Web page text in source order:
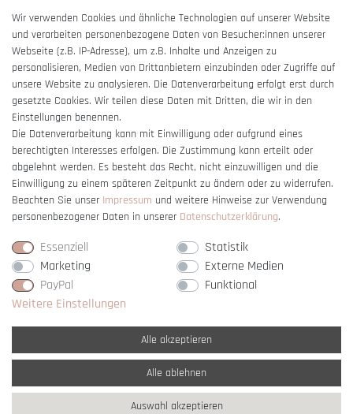
AGB
Impressum
Barrierefreiheitserklärung
Vertrag widerrufen
* Alle Preise verstehen sich inkl. gesetzl. MwSt. undzzgl. Versandkosten
** Nur innerhalb Deutschlands© copyright 2007-2026 Schmuck Krone / Alle
Wir verwenden Cookies und ähnliche Technologien auf unserer Website
und verarbeiten personenbezogene Daten von Besucher:innen unserer
Webseite (z.B. IP-Adresse), um z.B. Inhalte und Anzeigen zu
personalisieren, Medien von Drittanbietern einzubinden oder Zugriffe auf
unsere Website zu analysieren. Die Datenverarbeitung erfolgt erst durch
gesetzte Cookies. Wir teilen diese Daten mit Dritten, die wir in den
Einstellungen benennen.
Die Datenverarbeitung kann mit Einwilligung oder aufgrund eines
berechtigten Interesses erfolgen. Die Zustimmung kann erteilt oder
abgelehnt werden. Es besteht das Recht, nicht einzuwilligen und die
Einwilligung zu einem späteren Zeitpunkt zu ändern oder zu widerrufen.
Beachten Sie unser Impressum und weitere Hinweise zur Verwendung
personenbezogener Daten in unserer Daten­schutz­erklärung.
Essenziell
Statistik
Marketing
Externe Medien
PayPal
Funktional
Weitere Einstellungen
Alle akzeptieren
Alle ablehnen
Auswahl akzeptieren